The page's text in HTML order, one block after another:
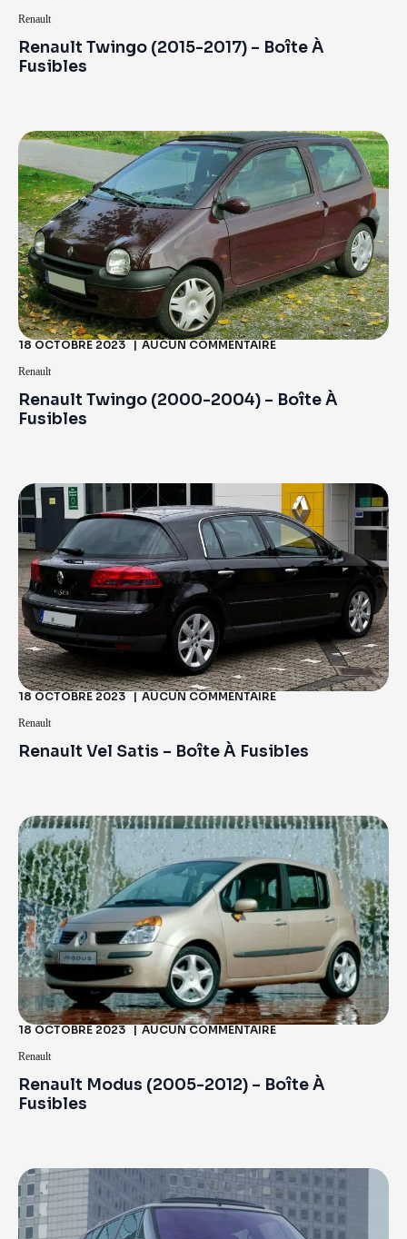
Renault Twingo (2015-2017) – Boîte À
Fusibles
Renault
Renault Twingo (2000-2004) – Boîte À
Fusibles
18 OCTOBRE 2023 AUCUN COMMENTAIRE
Renault
Renault Vel Satis – Boîte À Fusibles
18 OCTOBRE 2023 AUCUN COMMENTAIRE
Renault
Renault Modus (2005-2012) – Boîte À
Fusibles
18 OCTOBRE 2023 AUCUN COMMENTAIRE
Renault